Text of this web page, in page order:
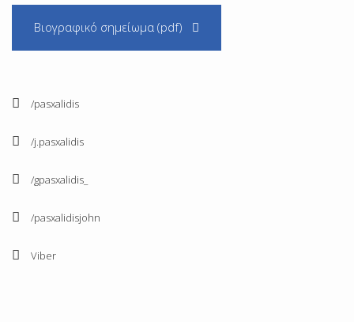
Βιογραφικό σημείωμα (pdf)
/pasxalidis
/j.pasxalidis
/gpasxalidis_
/pasxalidisjohn
Viber